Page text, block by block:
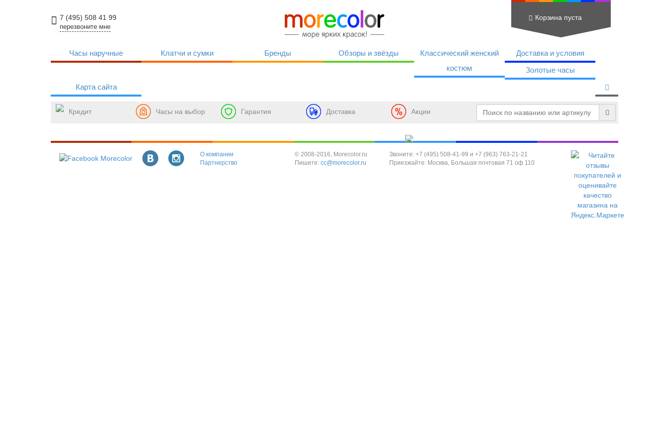
Корзина пуста
7 (495) 508 41 99
перезвоните мне
Часы наручные Клатчии сумки Бренды Обзоры и звёзды
Классический женский
костюм
Доставкаи условия
Золотые часы
Карта сайта
Кредит Часы на выбор Гарантия Доставка Акции
О компании
Партнерство
© 2008-2016, Morecolor.ru
Пишите: cc@morecolor.ru
Звоните: +7 (495) 508-41-99 и +7 (963) 763-21-21
Приезжайте: Москва, Большая почтовая 71 оф 110